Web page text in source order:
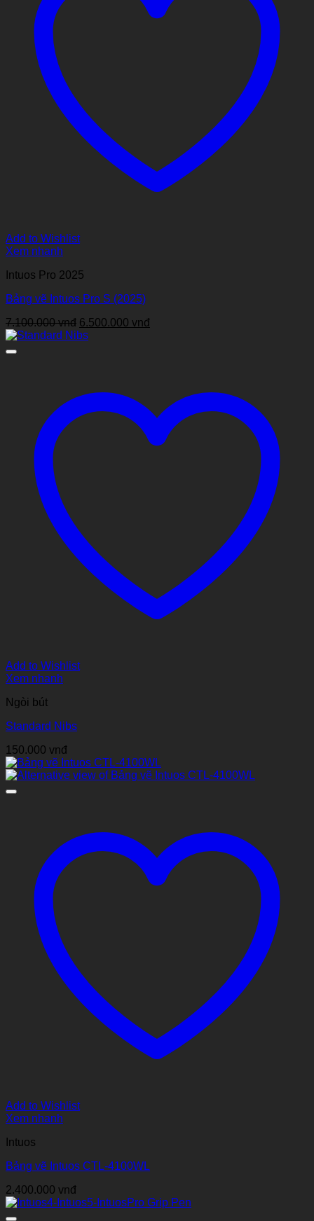
Add to Wishlist
Xem nhanh
Intuos Pro 2025
Bảng vẽ Intuos Pro S (2025)
7.100.000vnđ Giá
gốc
6.500.000 vnđGiá
Add to Wishlist
Xem nhanh
Ngòi bút
Standard Nibs
150.000 vnđ
Add to Wishlist
Xem nhanh
Intuos
Bảng vẽ Intuos CTL-4100WL
2.400.000 vnđ